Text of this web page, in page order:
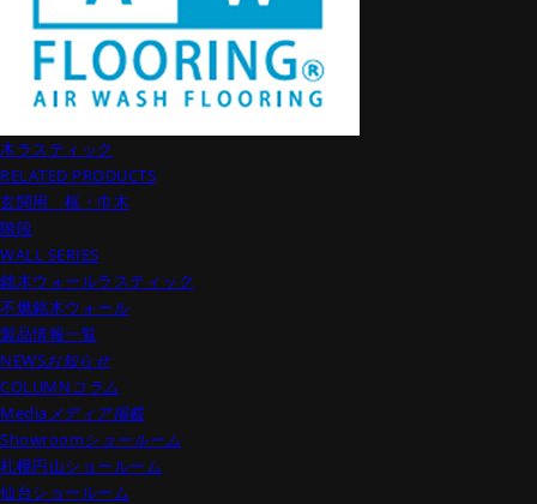
木ラスティック
RELATED PRODUCTS
玄関用 框・巾木
階段
WALL SERIES
銘木ウォールラスティック
不燃銘木ウォール
製品情報一覧
NEWSお知らせ
COLUMNコラム
Mediaメディア掲載
Showroom ショールーム
札幌円山ショールーム
仙台ショールーム